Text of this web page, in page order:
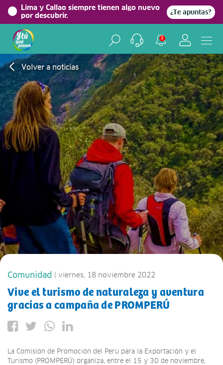
Lima y Callao siempre tienen algo nuevo
por descubrir.
¿Te apuntas?
2
Volver a noticias
Comunidad | viernes, 18 noviembre 2022
Vive el turismo de naturaleza y aventura
gracias a campaña de PROMPERÚ
La Comisión de Promoción del Perú para la Exportación y el
Turismo (PROMPERÚ) organiza, entre el 15 y 30 de noviembre,